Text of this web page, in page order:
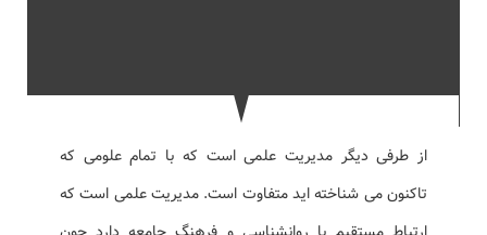
از طرفی دیگر مدیریت علمی است که با تمام علومی که
تاکنون می شناخته اید متفاوت است. مدیریت علمی است که